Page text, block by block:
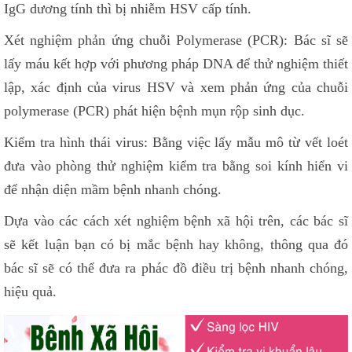
IgG dương tính thì bị nhiễm HSV cấp tính.
Xét nghiệm phản ứng chuỗi Polymerase (PCR): Bác sĩ sẽ
lấy máu kết hợp với phương pháp DNA để thử nghiệm thiết
lập, xác định của virus HSV và xem phản ứng của chuỗi
polymerase (PCR) phát hiện bệnh mụn rộp sinh dục.
Kiểm tra hình thái virus: Bằng việc lấy mẫu mô từ vết loét
đưa vào phòng thử nghiệm kiểm tra bằng soi kính hiển vi
để nhận diện mầm bệnh nhanh chóng.
Dựa vào các cách xét nghiệm bệnh xã hội trên, các bác sĩ
sẽ kết luận bạn có bị mắc bệnh hay không, thông qua đó
bác sĩ sẽ có thể đưa ra phác đồ điều trị bệnh nhanh chóng,
hiệu quả.